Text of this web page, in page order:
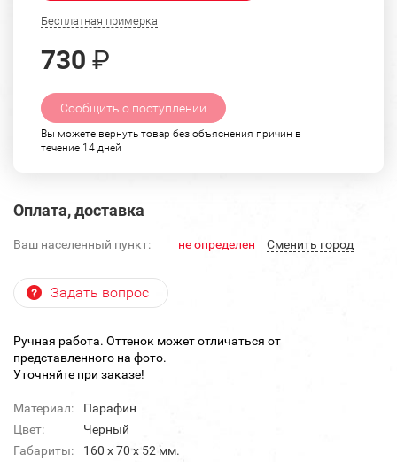
Бесплатная примерка
730 ₽
Сообщить о поступлении
Вы можете вернуть товар без объяснения причин в
течение 14 дней
Оплата, доставка
Ваш населенный пункт: не определен Cменить город
Задать вопрос
Ручная работа. Оттенок может отличаться от
представленного на фото.
Уточняйте при заказе!
Материал:
Парафин
Цвет:
Черный
Габариты:
160 x 70 x 52 мм.